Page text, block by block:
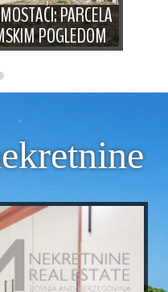
PARCELA
POGLEDOM